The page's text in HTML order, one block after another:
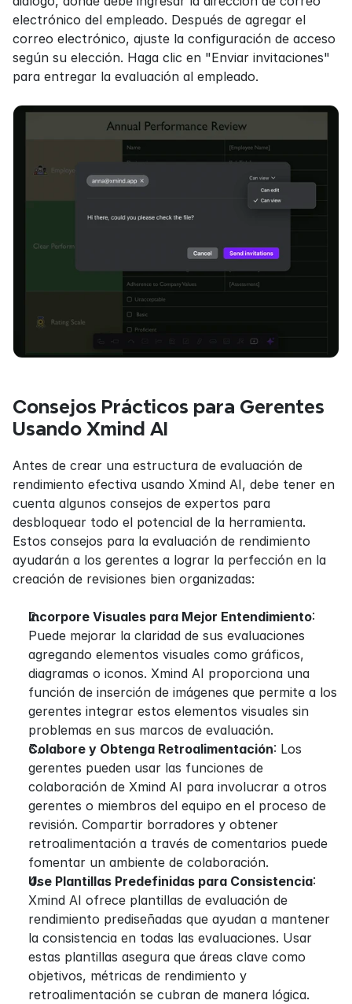
electrónico del empleado. Después de agregar el
correo electrónico, ajuste la configuración de acceso
según su elección. Haga clic en "Enviar invitaciones"
para entregar la evaluación al empleado.
Consejos Prácticos para Gerentes
Usando Xmind AI
Antes de crear una estructura de evaluación de
rendimiento efectiva usando Xmind AI, debe tener en
cuenta algunos consejos de expertos para
desbloquear todo el potencial de la herramienta.
Estos consejos para la evaluación de rendimiento
ayudarán a los gerentes a lograr la perfección en la
creación de revisiones bien organizadas:
Incorpore Visuales para Mejor Entendimiento:
Puede mejorar la claridad de sus evaluaciones
agregando elementos visuales como gráficos,
diagramas o iconos. Xmind AI proporciona una
función de inserción de imágenes que permite a los
gerentes integrar estos elementos visuales sin
problemas en sus marcos de evaluación.
Colabore y Obtenga Retroalimentación: Los
gerentes pueden usar las funciones de
colaboración de Xmind AI para involucrar a otros
gerentes o miembros del equipo en el proceso de
revisión. Compartir borradores y obtener
retroalimentación a través de comentarios puede
fomentar un ambiente de colaboración.
Use Plantillas Predefinidas para Consistencia:
Xmind AI ofrece plantillas de evaluación de
rendimiento prediseñadas que ayudan a mantener
la consistencia en todas las evaluaciones. Usar
estas plantillas asegura que áreas clave como
objetivos, métricas de rendimiento y
retroalimentación se cubran de manera lógica.